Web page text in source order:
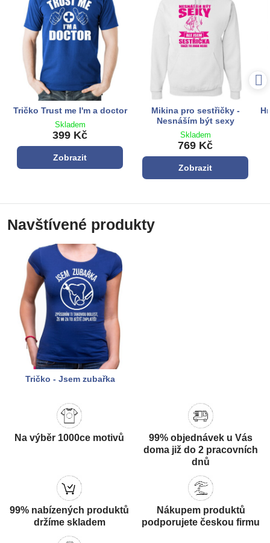
Tričko Trust me I'm a doctor
Skladem
399 Kč
Zobrazit
Mikina pro sestřičky -
Nesnáším být sexy
Skladem
769 Kč
Zobrazit
Navštívené produkty
Tričko - Jsem zubařka
Na výběr 1000ce motivů
99% objednávek u Vás
doma již do 2 pracovních
dnů
99% nabízených produktů
držíme skladem
Nákupem produktů
podporujete českou firmu